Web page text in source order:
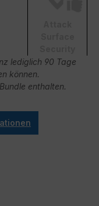
lediglich 90 Tage
können.
enthalten.